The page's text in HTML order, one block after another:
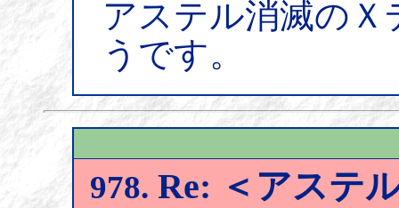
アステル消滅の
うです。
978. Re: ＜アステ